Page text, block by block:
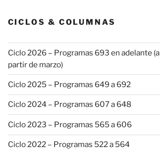
CICLOS & COLUMNAS
Ciclo 2026 – Programas 693 en adelante (a
partir de marzo)
Ciclo 2025 – Programas 649 a 692
Ciclo 2024 – Programas 607 a 648
Ciclo 2023 – Programas 565 a 606
Ciclo 2022 – Programas 522 a 564